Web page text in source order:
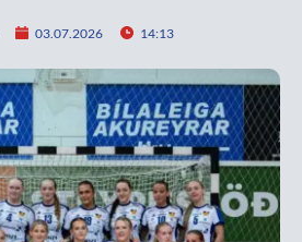
03.07.2026 14:13